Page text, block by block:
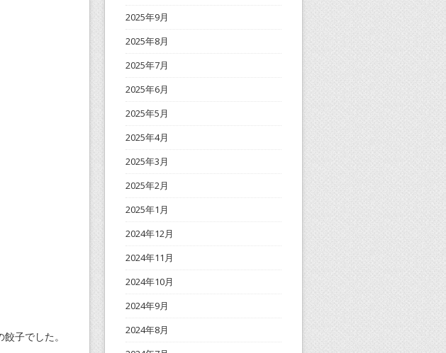
子でした。
2025年9月
2025年8月
2025年7月
2025年6月
2025年5月
2025年4月
2025年3月
2025年2月
2025年1月
2024年12月
2024年11月
2024年10月
2024年9月
2024年8月